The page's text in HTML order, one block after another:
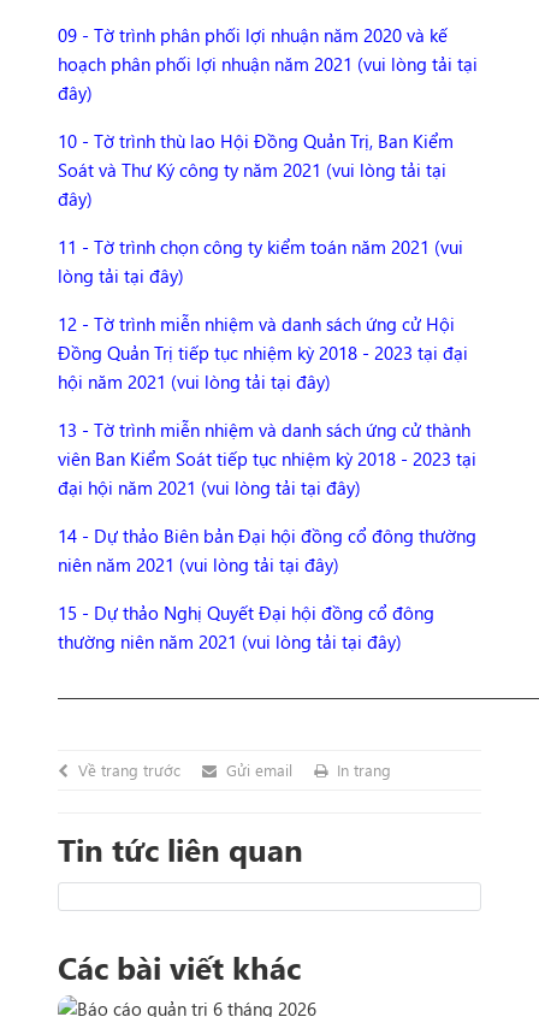
09 - Tờ trình phân phối lợi nhuận năm 2020 và kế
hoạch phân phối lợi nhuận năm 2021 (vui lòng tải tại
đây)
10 - Tờ trình thù lao Hội Đồng Quản Trị, Ban Kiểm
Soát và Thư Ký công ty năm 2021 (vui lòng tải tại
đây)
11 - Tờ trình chọn công ty kiểm toán năm 2021 (vui
lòng tải tại đây)
12 - Tờ trình miễn nhiệm và danh sách ứng cử Hội
Đồng Quản Trị tiếp tục nhiệm kỳ 2018 - 2023 tại đại
hội năm 2021 (vui lòng tải tại đây)
13 - Tờ trình miễn nhiệm và danh sách ứng cử thành
viên Ban Kiểm Soát tiếp tục nhiệm kỳ 2018 - 2023 tại
đại hội năm 2021 (vui lòng tải tại đây)
14 - Dự thảo Biên bản Đại hội đồng cổ đông thường
niên năm 2021 (vui lòng tải tại đây)
15 - Dự thảo Nghị Quyết Đại hội đồng cổ đông
thường niên năm 2021 (vui lòng tải tại đây)
Về trang trước Gửi email In trang
Tin tức liên quan
Các bài viết khác